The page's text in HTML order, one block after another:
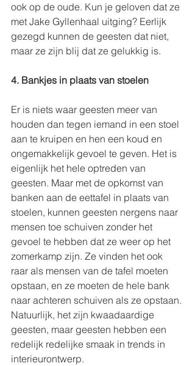
ook op de oude. Kun je geloven dat ze
met Jake Gyllenhaal uitging? Eerlijk
gezegd kunnen de geesten dat niet,
maar ze zijn blij dat ze gelukkig is.
4. Bankjes in plaats van stoelen
Er is niets waar geesten meer van
houden dan tegen iemand in een stoel
aan te kruipen en hen een koud en
ongemakkelijk gevoel te geven. Het is
eigenlijk het hele optreden van
geesten. Maar met de opkomst van
banken aan de eettafel in plaats van
stoelen, kunnen geesten nergens naar
mensen toe schuiven zonder het
gevoel te hebben dat ze weer op het
zomerkamp zijn. Ze vinden het ook
raar als mensen van de tafel moeten
opstaan, en ze moeten de hele bank
naar achteren schuiven als ze opstaan.
Natuurlijk, het zijn kwaadaardige
geesten, maar geesten hebben een
redelijk redelijke smaak in trends in
interieurontwerp.